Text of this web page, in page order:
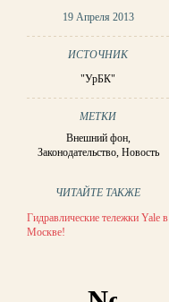
19 Апреля 2013
ИСТОЧНИК
"УрБК"
МЕТКИ
Внешний фон,
Законодательство, Новость
ЧИТАЙТЕ ТАКЖЕ
Гидравлические тележки Yale в
Москве!